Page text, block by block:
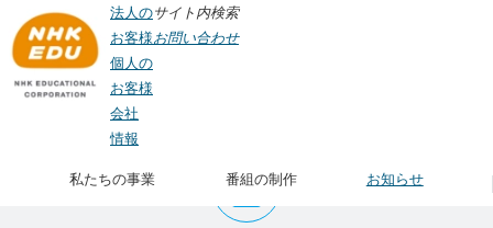
法人の
お客様
個人の
お客様
会社
情報
サイト内検索
お問い合わせ
私たちの事業 番組の制作 お知らせ